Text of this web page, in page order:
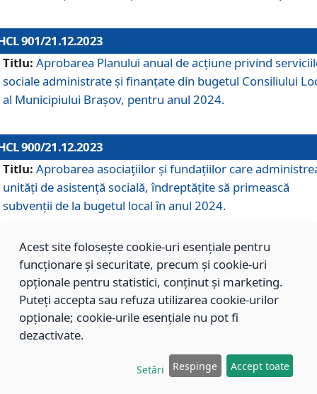
901/21.12.2023
Titlu: Aprobarea Planului anual de acțiune privind
sociale administrate și finanțate din bugetul Consiliului
al Municipiului Brașov, pentru anul 2024.
900/21.12.2023
Titlu: Aprobarea asociațiilor şi fundațiilor care
unități de asistenţă socială, îndreptăţite să primească
subvenţii de la bugetul local în anul 2024.
899/21.12.2023
Aprobarea standardelor de cost pentru serviciile
sociale furnizate în cadrul Direcției de Asistență Socială
Brașov, pentru anul 2024.
Modificarea Anexei la H.C.L. nr. 91 din 09.02.2018,
Acest site folosește cookie-uri esențiale pentru
funcționare și securitate, precum și cookie-uri
opționale pentru statistici, conținut și marketing.
Puteți accepta sau refuza utilizarea cookie-urilor
opționale; cookie-urile esențiale nu pot fi
dezactivate.
Setări Respinge Accept toate